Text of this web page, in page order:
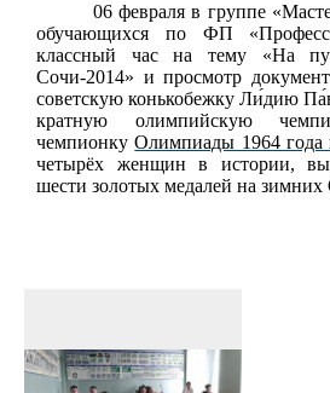
06 февраля в группе
обучающихся по ФП
классный час на тему «На
Сочи-2014» и просмотр
советскую конькобежку Ли́дию
кратную олимпийскую
чемпионкуОлимпиады 1964 года
четырёх женщин в истории,
шести золотых медалей на